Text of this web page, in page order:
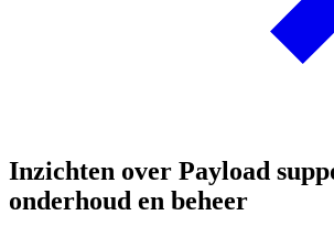
Inzichten over Payload
onderhoud en beheer